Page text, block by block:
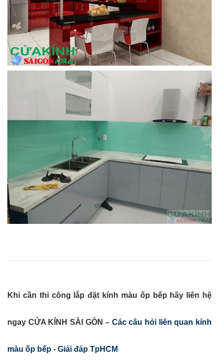
Khi cần thi công lắp đặt kính màu ốp bếp hãy liên hệ
ngay CỬA KÍNH SÀI GÒN – Các câu hỏi liên quan kính
màu ốp bếp - Giải đáp TpHCM